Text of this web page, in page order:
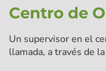
Centro de
Un supervisor en el
llamada, a través de